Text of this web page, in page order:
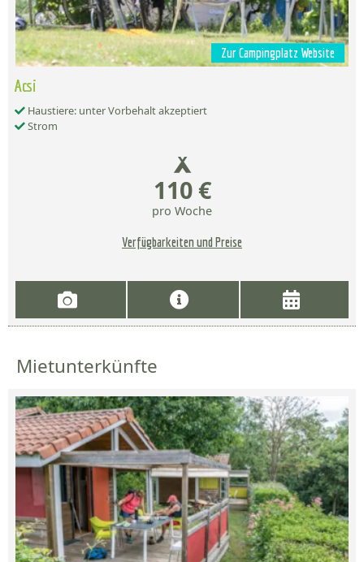
Zur Campingplatz Website
Acsi
Haustiere: unter Vorbehalt akzeptiert
Strom
110 €
pro Woche
Verfügbarkeiten und Preise
Mietunterkünfte